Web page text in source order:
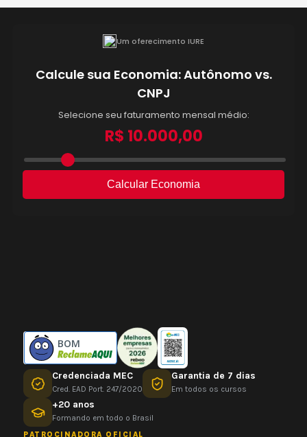
BOM
Credenciada MEC
Cred. EAD Port. 247/2020
Garantia de 7 dias
Em todos os cursos
+20 anos
Formando em todo o Brasil
PATROCINADORA OFICIAL